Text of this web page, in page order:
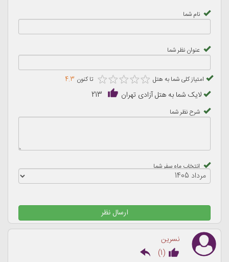
هیجان (سورتمه تهران) و معماری (پل طبیعت) می توانید مکان مورد
بازدید خود را انتخاب کنید.
نام شما
عنوان نظر شما
امتیاز کلی شما به هتل ★★★★★
★★★★★ تا کنون 4.3
لایک شما به هتل آزادی تهران 213
شرح نظر شما
انتخاب ماه سفر شما
ارسال نظر
نسرین
(
1
)